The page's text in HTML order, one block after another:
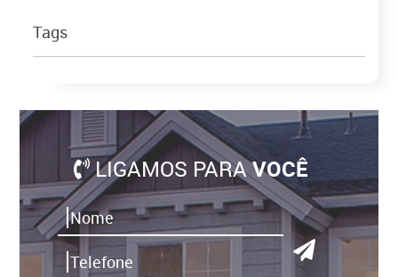
Tags
LIGAMOS PARAVOCÊ